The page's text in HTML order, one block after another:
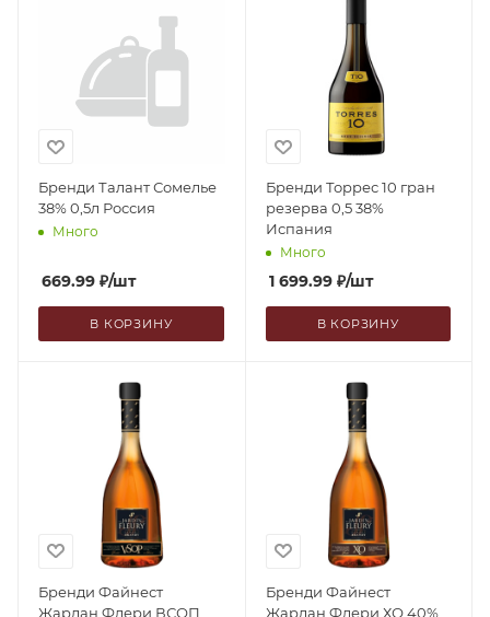
Бренди Талант Сомелье
38% 0,5л Россия
Много
669.99 ₽/шт
В КОРЗИНУ
Бренди Торрес 10 гран
резерва 0,5 38%
Испания
Много
1 699.99₽/шт
В КОРЗИНУ
Бренди Файнест
Жардан Флери ВСОП
Бренди Файнест
Жардан Флери ХО 40%